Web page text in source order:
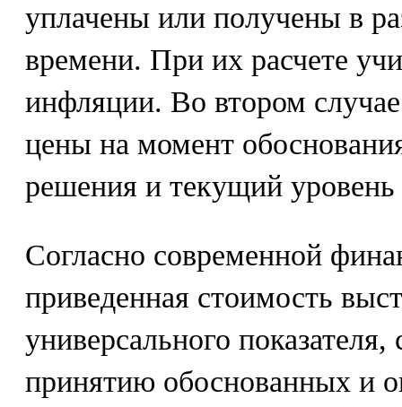
уплачены или получены в
времени. При их расчете
инфляции. Во втором
цены на момент
решения и текущий
Согласно современной
приведенная стоимость
универсального
принятию обоснованных и